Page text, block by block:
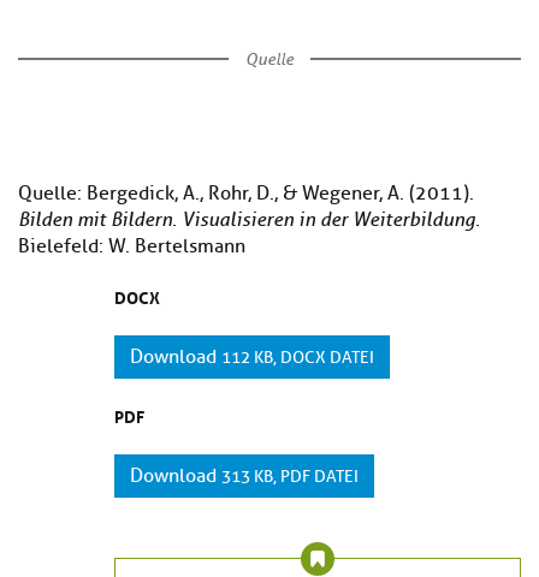
Quelle
Quelle: Bergedick, A., Rohr, D., & Wegener, A. (2011).
Bilden mit Bildern. Visualisieren in der Weiterbildung.
Bielefeld: W. Bertelsmann
DOCX
Download 112 KB, DOCX DATEI
PDF
Download 313 KB, PDF DATEI